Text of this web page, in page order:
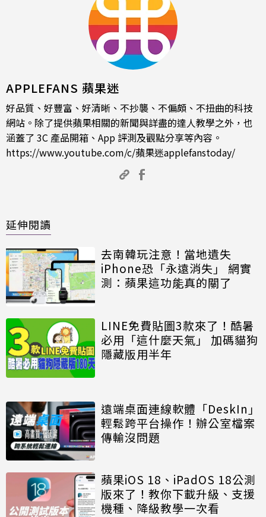
APPLEFANS 蘋果迷
好品質、好豐富、好清晰、不抄襲、不偏頗、不扭曲的科技
網站。除了提供蘋果相關的新聞與詳盡的達人教學之外，也
涵蓋了 3C 產品開箱、App 評測及觀點分享等內容。
https://www.youtube.com/c/蘋果迷applefanstoday/
延伸閱讀
去南韓玩注意！當地遺失
iPhone恐「永遠消失」 網實
測：蘋果這功能真的關了
LINE免費貼圖3款來了！酷暑
必用「這什麼天氣」 加碼貓狗
隱藏版用半年
遠端桌面連線軟體「DeskIn」
輕鬆跨平台操作！辦公室檔案
傳輸沒問題
蘋果iOS 18、iPadOS 18公測
版來了！教你下載升級、支援
機種、降級教學一次看